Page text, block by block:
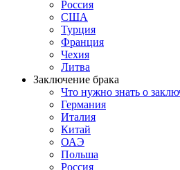
Россия
США
Турция
Франция
Чехия
Литва
Заключение брака
Что нужно знать о
Германия
Италия
Китай
ОАЭ
Польша
Россия